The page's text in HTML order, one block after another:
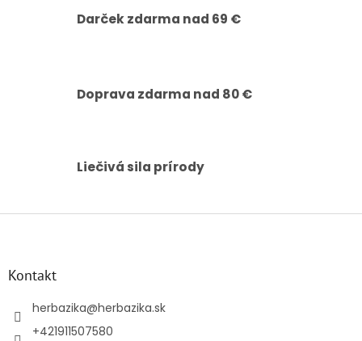
v
k
p
Darček zdarma nad 69 €
Doprava zdarma nad 80 €
Liečivá sila prírody
Kontakt
herbazika@herbazika.sk
+421911507580